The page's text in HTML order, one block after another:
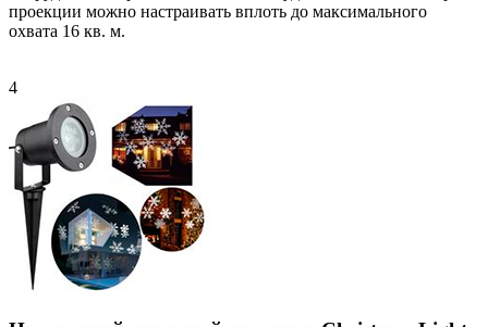
проекции можно настраивать вплоть до максимального
охвата 16 кв. м.
4